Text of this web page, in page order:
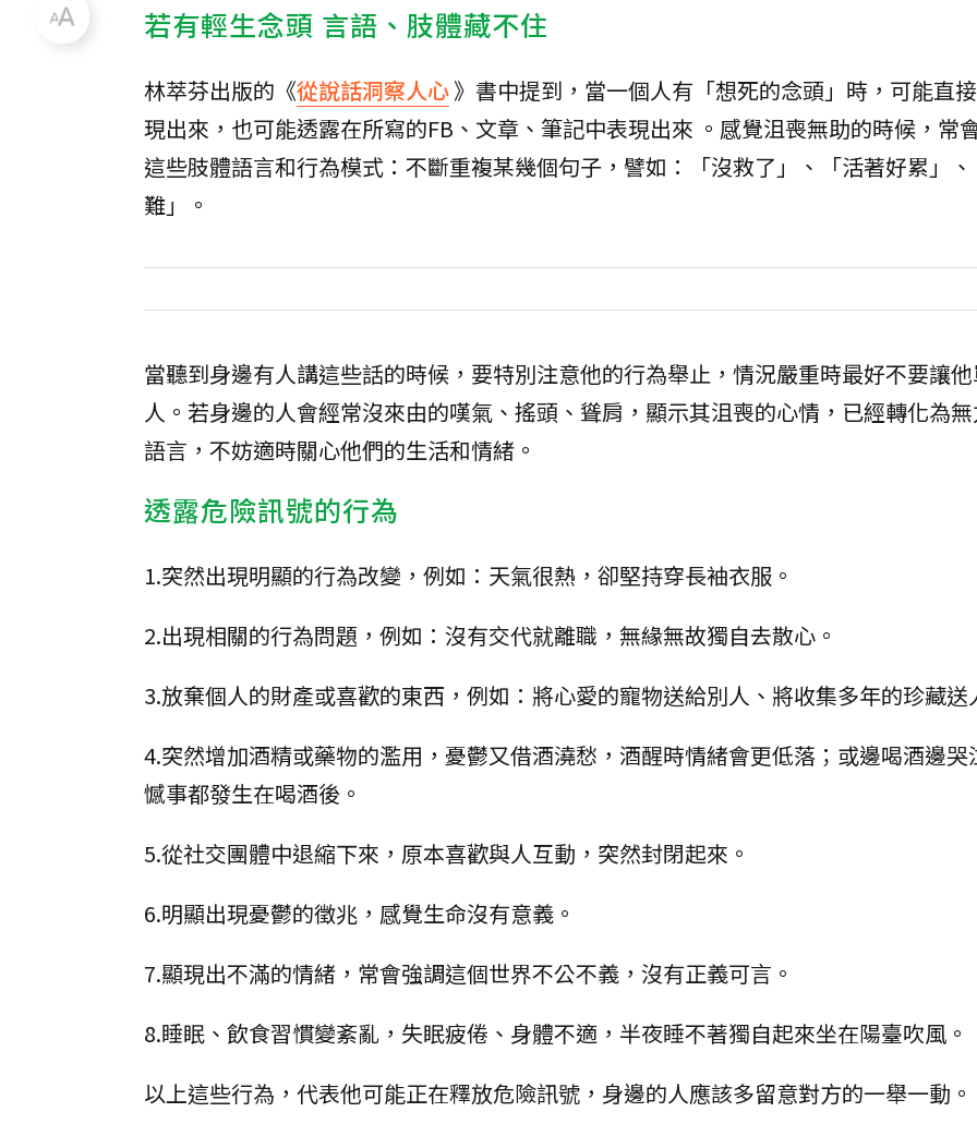
若有輕生念頭 言語、肢體藏不住
林萃芬出版的《從說話洞察人心》書中提到，當一個人有「想死的念頭」時，可能直
現出來，也可能透露在所寫的FB、文章、筆記中表現出來 。感覺沮喪無助的時候，常
這些肢體語言和行為模式：不斷重複某幾個句子，譬如：「沒救了」、「活著好累」
難」。
當聽到身邊有人講這些話的時候，要特別注意他的行為舉止，情況嚴重時最好不要讓
人。若身邊的人會經常沒來由的嘆氣、搖頭、聳肩，顯示其沮喪的心情，已經轉化為
語言，不妨適時關心他們的生活和情緒。
透露危險訊號的行為
1.突然出現明顯的行為改變，例如：天氣很熱，卻堅持穿長袖衣服。
2.出現相關的行為問題，例如：沒有交代就離職，無緣無故獨自去散心。
3.放棄個人的財產或喜歡的東西，例如：將心愛的寵物送給別人、將收集多年的珍藏送
4.突然增加酒精或藥物的濫用，憂鬱又借酒澆愁，酒醒時情緒會更低落；或邊喝酒邊哭
憾事都發生在喝酒後。
5.從社交團體中退縮下來，原本喜歡與人互動，突然封閉起來。
6.明顯出現憂鬱的徵兆，感覺生命沒有意義。
7.顯現出不滿的情緒，常會強調這個世界不公不義，沒有正義可言。
8.睡眠、飲食習慣變紊亂，失眠疲倦、身體不適，半夜睡不著獨自起來坐在陽臺吹風。
以上這些行為，代表他可能正在釋放危險訊號，身邊的人應該多留意對方的一舉一動。